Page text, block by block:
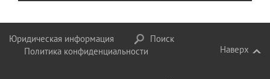
Юридическая информация
Поиск
Политика конфиденциальности
Наверх